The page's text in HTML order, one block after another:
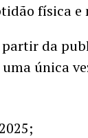
física e
da
única